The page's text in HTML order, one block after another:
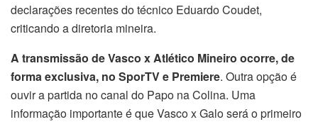
declarações recentes do técnico Eduardo Coudet,
criticando a diretoria mineira.
A transmissão de Vasco x Atlético Mineiro ocorre, de
forma exclusiva, no SporTV e Premiere. Outra opção é
ouvir a partida no canal do Papo na Colina. Uma
informação importante é que Vasco x Galo será o primeiro